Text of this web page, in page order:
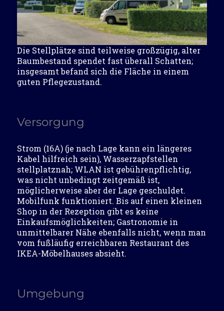
Die Stellplätze sind teilweise großzügig, alter
Baumbestand spendet fast überall Schatten;
insgesamt befand sich die Fläche in einem
guten Pflegezustand.
Versorgung
Strom (16A) (je nach Lage kann ein längeres
Kabel hilfreich sein), Wasserzapfstellen
stellplatznah; WLAN ist gebührenpflichtig,
was nicht unbedingt zeitgemäß ist,
möglicherweise aber der Lage geschuldet.
Mobilfunk funktioniert. Bis auf einen kleinen
Shop in der Rezeption gibt es keine
Einkaufsmöglichkeiten; Gastronomie in
unmittelbarer Nähe ebenfalls nicht, wenn man
vom fußläufig erreichbaren Restaurant des
IKEA-Möbelhauses absieht.
Umgebung